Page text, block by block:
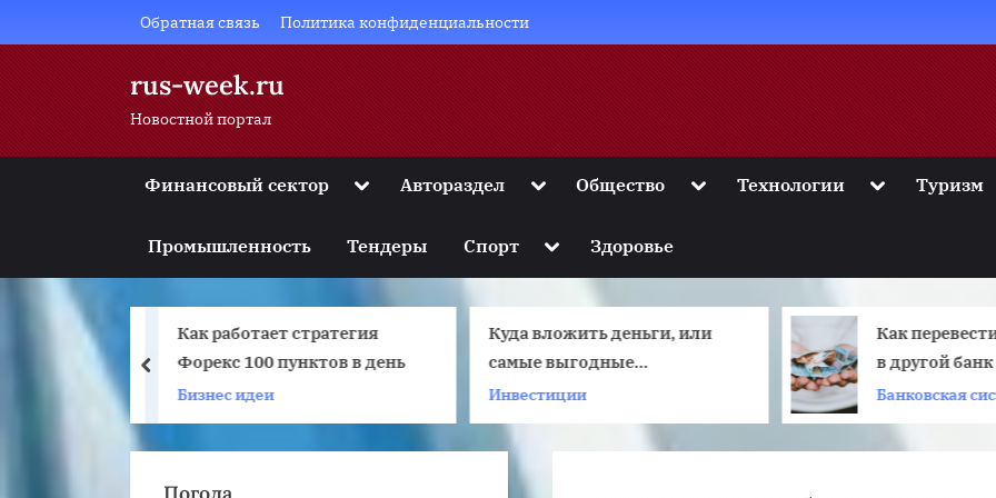
to
Обратная связь Политика конфиденциальности
rus-week.ru
Новостной портал
Финансовый сектор Toggle
menu
Toggle
menu
sub-
menu
sub-
Автораздел ToggleОбщество ToggleТехнологии ToggleТуризм
Промышленность Тендеры Спорт Toggle
menu
Здоровье
компьютер
Как работает стратегия
Форекс 100 пунктов в день
Бизнес идеи
Куда вложить деньги, или
самые выгодные
инвестиции
Инвестиции
Как
в другой банк
Банковская
prev